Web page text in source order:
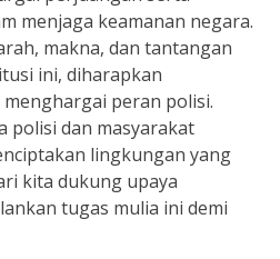
menjaga keamanan negara.
makna, dan tantangan
ini, diharapkan
peran polisi.
polisi dan masyarakat
lingkungan yang
kita dukung upaya
tugas mulia ini demi